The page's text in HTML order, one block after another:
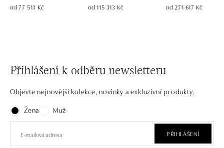
od 77 513 Kč od 115 313 Kč od 271 617 Kč
Přihlášení k odběru newsletteru
Objevte nejnovější kolekce, novinky a exkluzivní produkty.
Žena
Muž
PŘIHLÁŠENÍ